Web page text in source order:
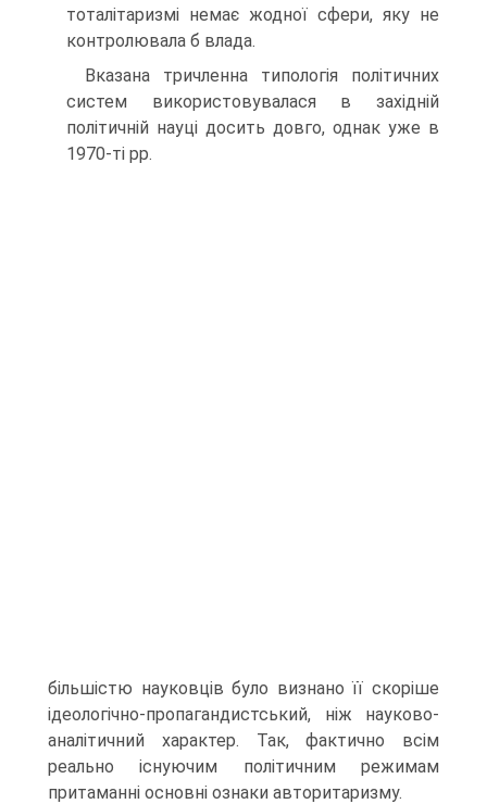
тоталітаризмі немає жодної сфери, яку не
контролювала б влада.
Вказана тричленна типологія політичних
систем використовувалася в західній
політичній науці досить довго, однак уже в
1970-ті рр.
більшістю науковців було визнано її скоріше
ідеологічно-пропагандистський, ніж науково-
аналітичний характер. Так, фактично всім
реально існуючим політичним режимам
притаманні основні ознаки авторитаризму.